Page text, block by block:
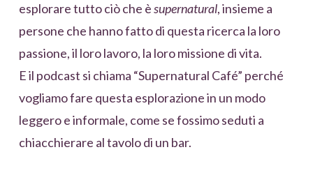
esplorare tutto ciò che èsupernatural, insieme a
persone che hanno fatto di questa ricerca la loro
passione, il loro lavoro, la loro missione di vita.
E il podcast si chiama “Supernatural Café” perché
vogliamo fare questa esplorazione in un modo
leggero e informale, come se fossimo seduti a
chiacchierare al tavolo di un bar.